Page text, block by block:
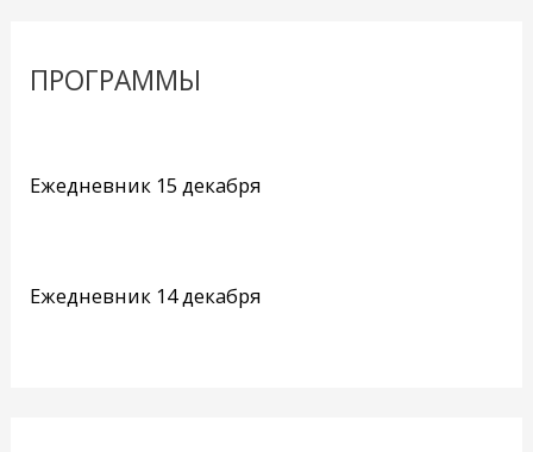
ПРОГРАММЫ
Ежедневник 15 декабря
Ежедневник 14 декабря